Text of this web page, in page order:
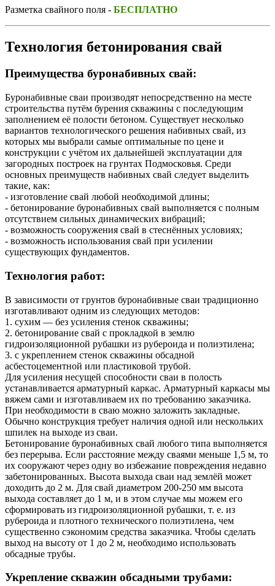
Разметка свайного поля - БЕСПЛАТНО
Технология бетонирования свай
Преимущества буронабивных свай:
Буронабивные сваи производят непосредственно на месте
строительства путём бурения скважины с последующим
заполнением её полости бетоном. Существует несколько
вариантов технологического решения набивных свай, из
которых мы выбрали самые оптимальные по цене и
конструкции с учётом их дальнейшей эксплуатации для
загородных построек на грунтах Подмосковья. Среди
основных преимуществ набивных свай следует выделить
такие, как:
- изготовление свай любой необходимой длины;
- бетонирование буронабивных свай выполняется с полным
отсутствием сильных динамических вибраций;
- возможность сооружения свай в стеснённых условиях;
- возможность использования свай при усилении
существующих фундаментов.
Технология работ:
В зависимости от грунтов буронабивные сваи традиционно
изготавливают одним из следующих методов:
1. сухим — без усиления стенок скважины;
2. бетонирование свай с прокладкой в землю
гидроизоляционной рубашки из рубероида и полиэтилена;
3. с укреплением стенок скважины обсадной
асбестоцементной или пластиковой трубой.
Для усиления несущей способности сваи в полость
устанавливается арматурный каркас. Арматурный каркасы мы
вяжем сами и изготавливаем их по требованию заказчика.
При необходимости в сваю можно заложить закладные.
Обычно конструкция требует наличия одной или нескольких
шпилек на выходе из сваи.
Бетонирование буронабивных свай любого типа выполняется
без перерыва. Если расстояние между сваями меньше 1,5 м, то
их сооружают через одну во избежание повреждения недавно
забетонированных. Высота выхода сваи над землёй может
доходить до 2 м. Для свай диаметром 200-250 мм высота
выхода составляет до 1 м, и в этом случае мы можем его
сформировать из гидроизоляционной рубашки, т. е. из
рубероида и плотного технического полиэтилена, чем
существенно сэкономим средства заказчика. Чтобы сделать
выход на высоту от 1 до 2 м, необходимо использовать
обсадные трубы.
Укрепление скважин обсадными трубами: